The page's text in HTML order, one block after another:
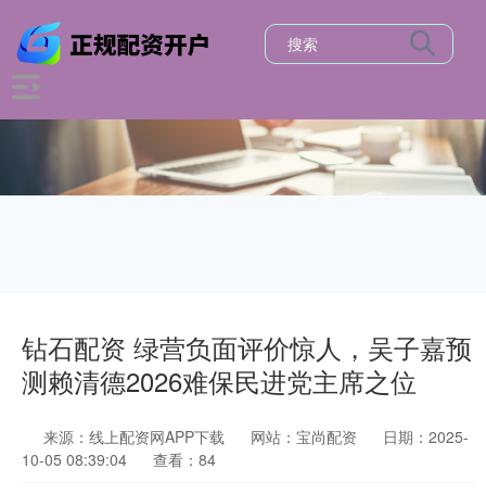
钻石配资 绿营负面评价惊人，吴子嘉预
测赖清德2026难保民进党主席之位
来源：线上配资网APP下载 网站：宝尚配资
日期：2025-
10-05 08:39:04
查看：84